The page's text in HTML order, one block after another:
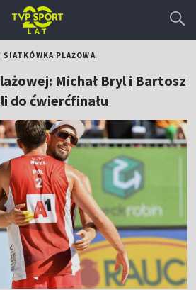
SIATKÓWKA PLAŻOWA
Michał Bryl i Bartosz
do ćwierćfinału